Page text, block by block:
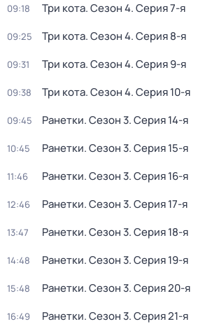
09:18 Три кота. Сезон 4. Серия 7-я
09:25 Три кота. Сезон 4. Серия 8-я
09:31 Три кота. Сезон 4. Серия 9-я
09:38 Три кота. Сезон 4. Серия 10-я
09:45 Ранетки. Сезон 3. Серия 14-я
10:45 Ранетки. Сезон 3. Серия 15-я
11:46 Ранетки. Сезон 3. Серия 16-я
12:46 Ранетки. Сезон 3. Серия 17-я
13:47 Ранетки. Сезон 3. Серия 18-я
14:48 Ранетки. Сезон 3. Серия 19-я
15:48 Ранетки. Сезон 3. Серия 20-я
16:49 Ранетки. Сезон 3. Серия 21-я